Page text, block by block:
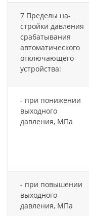
7 Пределы на-
стройки давления
срабатывания
автоматического
отключающего
устройства:
- при понижении
выходного
давления, МПа
- при повышении
выходного
давления, МПа